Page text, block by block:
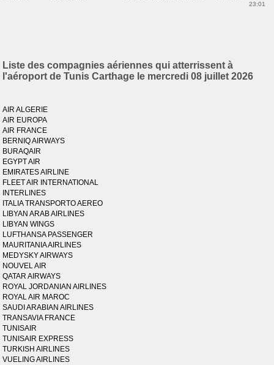
23:01
Liste des compagnies aériennes qui atterrissent à
l'aéroport de Tunis Carthage le mercredi 08 juillet 2026
AIR ALGERIE
AIR EUROPA
AIR FRANCE
BERNIQ AIRWAYS
BURAQAIR
EGYPT AIR
EMIRATES AIRLINE
FLEET AIR INTERNATIONAL
INTERLINES
ITALIA TRANSPORTO AEREO
LIBYAN ARAB AIRLINES
LIBYAN WINGS
LUFTHANSA PASSENGER
MAURITANIA AIRLINES
MEDYSKY AIRWAYS
NOUVEL AIR
QATAR AIRWAYS
ROYAL JORDANIAN AIRLINES
ROYAL AIR MAROC
SAUDI ARABIAN AIRLINES
TRANSAVIA FRANCE
TUNISAIR
TUNISAIR EXPRESS
TURKISH AIRLINES
VUELING AIRLINES